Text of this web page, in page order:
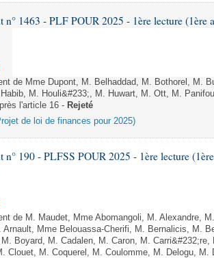
n° 1463 - PLF POUR 2025 - 1ère lecture (1ère
de Mme Dupont, M. Belhaddad, M. Bothorel, M.
Habib, M. Houli&#233;, M. Huwart, M. Ott, M.
l'article 16 - Rejeté
de loi de finances pour 2025)
n° 190 - PLFSS POUR 2025 - 1ère lecture
de M. Maudet, Mme Abomangoli, M. Alexandre,
Arnault, Mme Belouassa-Cherifi, M. Bernalicis, M.
Boyard, M. Cadalen, M. Caron, M.
Clouet, M. Coquerel, M. Coulomme, M. Delogu, M.